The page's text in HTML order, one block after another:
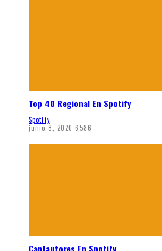
Top 40 Regional En Spotify
Spotify
junio 8, 2020 6586
Cantautores En Spotify